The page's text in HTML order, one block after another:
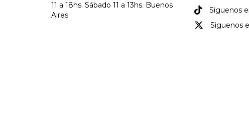
11 a 18hs. Sábado 11 a 13hs. Buenos
Aires
Siguenos
Siguenos